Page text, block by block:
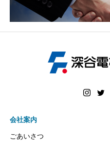
会社案内
ごあいさつ